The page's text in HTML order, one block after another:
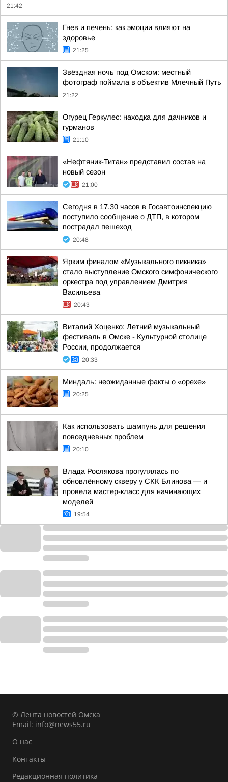
21:42
Гнев и печень: как эмоции влияют на
здоровье
21:25
Звёздная ночь под Омском: местный
фотограф поймала в объектив Млечный Путь
21:22
Огурец Геркулес: находка для дачников и
гурманов
21:10
«Нефтяник-Титан» представил состав на
новый сезон
21:00
Сегодня в 17.30 часов в Госавтоинспекцию
поступило сообщение о ДТП, в котором
пострадал пешеход
20:48
Ярким финалом «Музыкального пикника»
стало выступление Омского симфонического
оркестра под управлением Дмитрия
Васильева
20:43
Виталий Хоценко: Летний музыкальный
фестиваль в Омске - Культурной столице
России, продолжается
20:33
Миндаль: неожиданные факты о «орехе»
20:25
Как использовать шампунь для решения
повседневных проблем
20:10
Влада Рослякова прогулялась по
обновлённому скверу у СКК Блинова — и
провела мастер-класс для начинающих
моделей
19:54
© Лента новостей Омска
Email: info@news55.ru
О нас
Контакты
Редакционная политика